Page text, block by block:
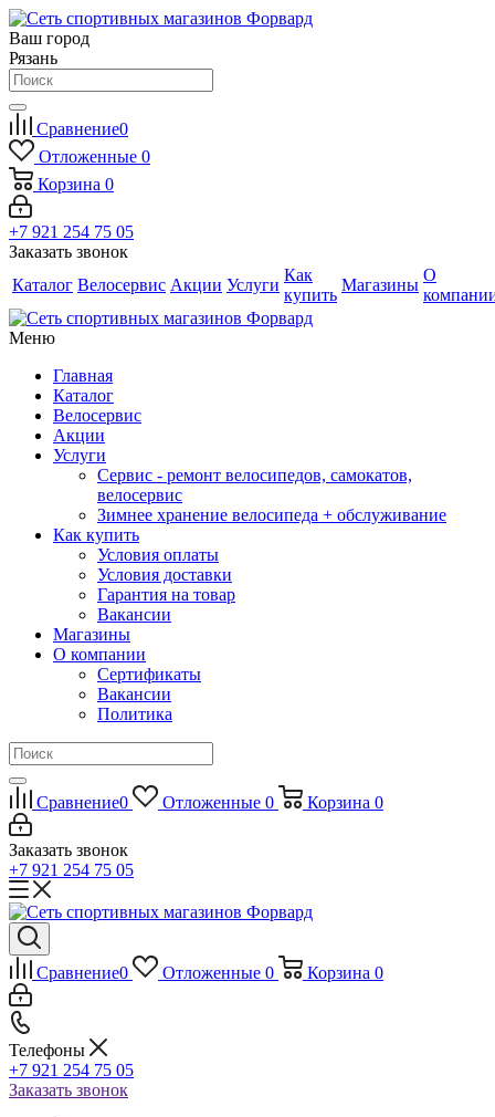
Ваш город
Рязань
Сравнение0
Отложенные 0
Корзина 0
+7 921 254 75 05
Заказать звонок
Каталог Велосервис Акции Услуги
Как
купить
Магазины
О
Меню
Главная
Каталог
Велосервис
Акции
Услуги
Сервис - ремонт велосипедов, самокатов,
велосервис
Зимнее хранение велосипеда + обслуживание
Как купить
Условия оплаты
Условия доставки
Гарантия на товар
Вакансии
Магазины
О компании
Сертификаты
Вакансии
Политика
Сравнение0 Отложенные 0 Корзина 0
Заказать звонок
+7 921 254 75 05
Сравнение0 Отложенные 0 Корзина 0
Телефоны
+7 921 254 75 05
Заказать звонок